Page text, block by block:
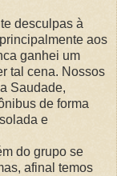
desculpas à
aos
ganhei um
tal cena. Nossos
Saudade,
de forma
e
do grupo se
afinal temos